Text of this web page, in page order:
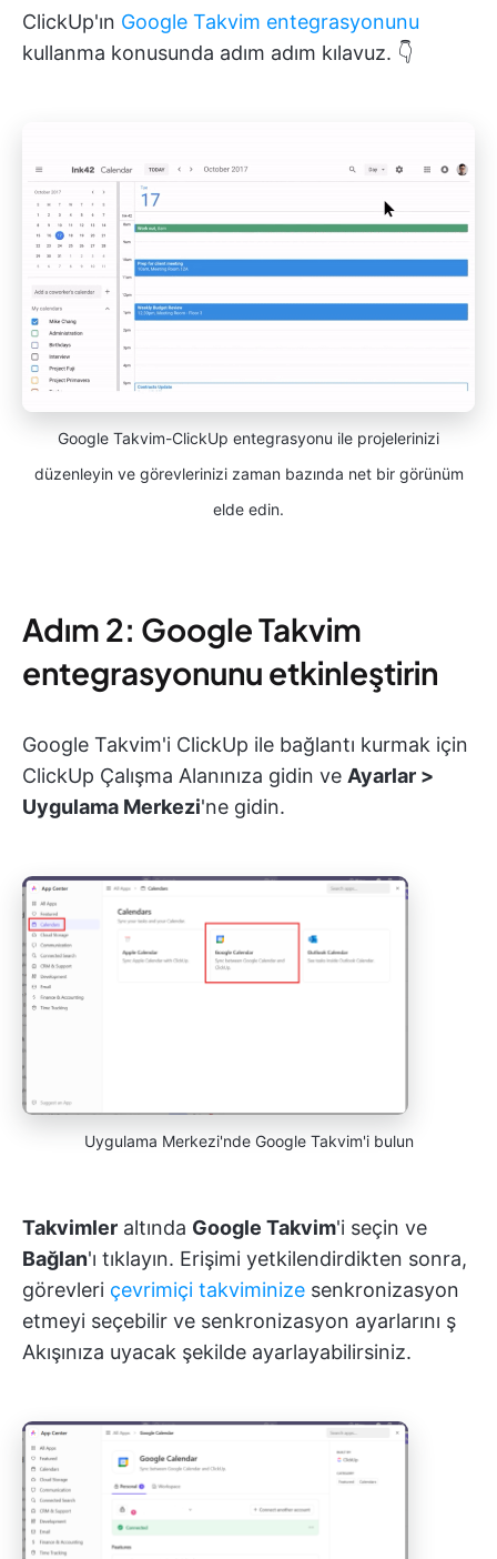
ClickUp'ın Google Takvim entegrasyonunu
kullanma konusunda adım adım kılavuz. 👇
Google Takvim-ClickUp entegrasyonu ile projelerinizi
düzenleyin ve görevlerinizi zaman bazında net bir görünüm
elde edin.
Adım 2: Google Takvim
entegrasyonunu etkinleştirin
Google Takvim'i ClickUp ile bağlantı kurmak için
ClickUp Çalışma Alanınıza gidin ve Ayarlar >
Uygulama Merkezi'ne gidin.
Uygulama Merkezi'nde Google Takvim'i bulun
Takvimler altında Google Takvim'i seçin ve
Bağlan'ı tıklayın. Erişimi yetkilendirdikten sonra,
görevleri çevrimiçi takviminize senkronizasyon
etmeyi seçebilir ve senkronizasyon ayarlarını ş
Akışınıza uyacak şekilde ayarlayabilirsiniz.